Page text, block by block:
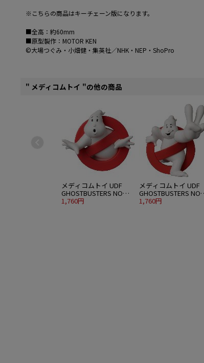
※こちらの商品はキーチェーン版になります。
■全高：約60mm
■原型製作：MOTOR KEN
©大場つぐみ・小畑健・集英社／NHK・NEP・ShoPro
" メディコムトイ "の他の商品
メディコムトイ UDF
GHOSTBUSTERS NO
GHOST
1,760円
メディコムトイ UDF
GHOSTBUSTERS NO
GHOST 2
1,760円